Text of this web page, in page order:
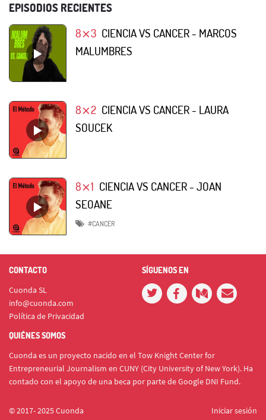
EPISODIOS RECIENTES
8⨯3 CIENCIA VS CANCER - MARCOS
MALUMBRES
8⨯2 CIENCIA VS CANCER - LAURA
SOUCEK
8⨯1 CIENCIA VS CANCER - JOAN
SEOANE
#CANCER
CONTACTO
Cuonda SL
info@cuonda.com
Política de Privacidad
SÍGUENOS EN
QUIÉNES SOMOS
Cuonda es un proyecto nacido en el Tow Knight Center for
Entrepreneurial Journalism en CUNY (City University of New York). Ha
contado con el apoyo de una beca por parte de Google DNI Fund.
© 2017- 2025 Cuonda Iniciar sesión